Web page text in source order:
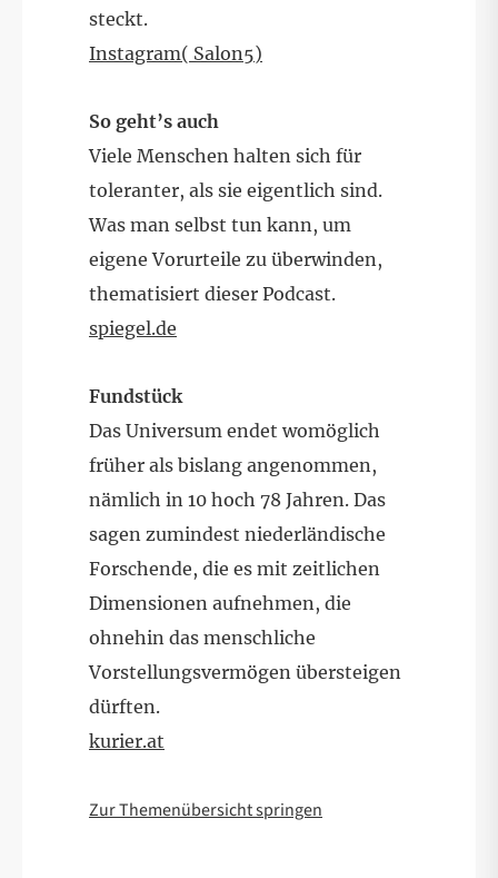
steckt.
Instagram( Salon5)
So geht’s auch
Viele Menschen halten sich für
toleranter, als sie eigentlich sind.
Was man selbst tun kann, um
eigene Vorurteile zu überwinden,
thematisiert dieser Podcast.
spiegel.de
Fundstück
Das Universum endet womöglich
früher als bislang angenommen,
nämlich in 10 hoch 78 Jahren. Das
sagen zumindest niederländische
Forschende, die es mit zeitlichen
Dimensionen aufnehmen, die
ohnehin das menschliche
Vorstellungsvermögen übersteigen
dürften.
kurier.at
Zur Themenübersicht springen